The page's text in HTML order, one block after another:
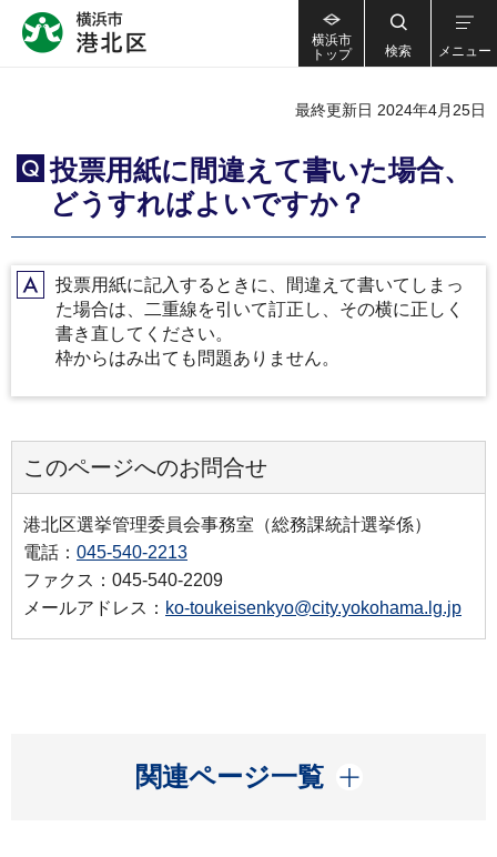
横浜市
トップ
検索 メニュー
最終更新日 2024年4月25日
Q
投票用紙に間違えて書いた場合、
どうすればよいですか？
A投票用紙に記入するときに、間違えて書いてしまっ
た場合は、二重線を引いて訂正し、その横に正しく
書き直してください。
枠からはみ出ても問題ありません。
このページへのお問合せ
港北区選挙管理委員会事務室（総務課統計選挙係）
電話： 045-540-2213
ファクス：045-540-2209
メールアドレス： ko-toukeisenkyo@city.yokohama.lg.jp
関連ページ一覧
開く